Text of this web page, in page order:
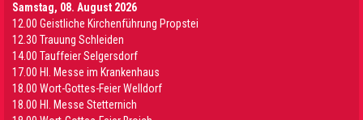
Samstag, 08. August 2026
12.00 Geistliche Kirchenführung Propstei
12.30 Trauung Schleiden
14.00 Tauffeier Selgersdorf
17.00 Hl. Messe im Krankenhaus
18.00 Wort-Gottes-Feier Welldorf
18.00 Hl. Messe Stetternich